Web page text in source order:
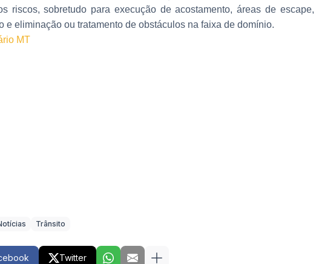
riscos, sobretudo para execução de acostamento, áreas de
e eliminação ou tratamento de obstáculos na faixa de domínio.
MT
Trânsito
Twitter